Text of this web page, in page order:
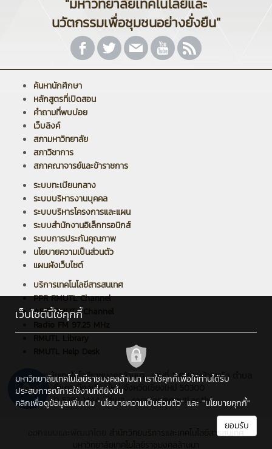
นวัตกรรมเพื่อชุมชนอย่างยั่งยืน"
ค้นหานักศึกษา
หลักสูตรที่เปิดสอน
คำถามที่พบบ่อย
เว็บลิงค์
สภามหาวิทยาลัย
สภาวิชาการ
สภาคณาจารย์และข้าราชการ
ระบบทะเบียนกลาง
ระบบบริหารงานบุคคล
ระบบบริหารโครงการและแผน
ระบบสำนักงานอิเล็กทรอนิกส์
ระบบการประกันคุณภาพ
นโยบายความเป็นส่วนตัว
แผนผังเว็บไซต์
บริการเทคโนโลยีสารสนเทศ
PPR RMUTL Channel
ARIT RMUTL Channel
Radio FM 97.25 MHz
มหาวิทยาลัยเทคโนโลยีราชมงคลล้านนา : เลขที่ 128 ถนนห้วยแก้ว ตำบล
ช้างเผือก อำเภอเมืองเชียงใหม่ จังหวัดเชียงใหม่ 50300
โทรศัพท์ : 0 5392 1444 , อีเมล : saraban@rmutl.ac.th
เว็บไซต์นี้ใช้คุกกี้
มหาวิทยาลัยเทคโนโลยีราชมงคลล้านนา เราใช้คุกกี้เพื่อให้ท่านได้รับ
ประสบการณ์การใช้งานที่ดียิ่งขึ้น
คลิกเพื่อดูข้อมูลเพิ่มเติม "นโยบายความเป็นส่วนตัว" และ "นโยบายคุกกี้"
ยอมรับ
สำนักวิทยบริการและเทคโนโลยีสารสนเทศ